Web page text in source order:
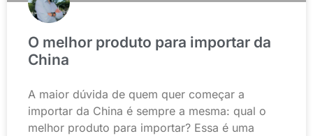
O melhor produto para importar da
China
A maior dúvida de quem quer começar a
importar da China é sempre a mesma: qual o
melhor produto para importar? Essa é uma